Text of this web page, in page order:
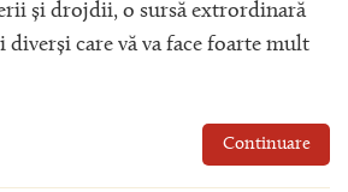
și drojdii, o sursă extrordinară
diverși care vă va face foarte mult
Continuare